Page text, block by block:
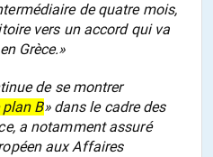
de quatre mois,
vers un accord qui va
Grèce.»
de se montrer
plan B» dans le cadre des
a notamment assuré
aux Affaires